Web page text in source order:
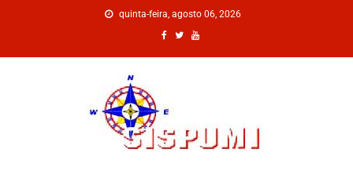
quinta-feira, agosto 06, 2026